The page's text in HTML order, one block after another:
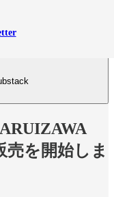
売を開始しま